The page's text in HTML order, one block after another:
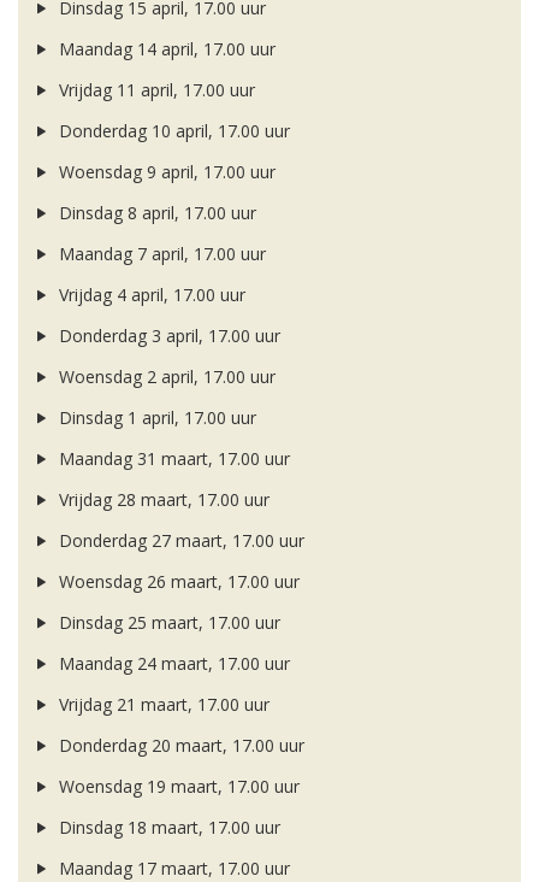
Dinsdag 15 april, 17.00 uur
Maandag 14 april, 17.00 uur
Vrijdag 11 april, 17.00 uur
Donderdag 10 april, 17.00 uur
Woensdag 9 april, 17.00 uur
Dinsdag 8 april, 17.00 uur
Maandag 7 april, 17.00 uur
Vrijdag 4 april, 17.00 uur
Donderdag 3 april, 17.00 uur
Woensdag 2 april, 17.00 uur
Dinsdag 1 april, 17.00 uur
Maandag 31 maart, 17.00 uur
Vrijdag 28 maart, 17.00 uur
Donderdag 27 maart, 17.00 uur
Woensdag 26 maart, 17.00 uur
Dinsdag 25 maart, 17.00 uur
Maandag 24 maart, 17.00 uur
Vrijdag 21 maart, 17.00 uur
Donderdag 20 maart, 17.00 uur
Woensdag 19 maart, 17.00 uur
Dinsdag 18 maart, 17.00 uur
Maandag 17 maart, 17.00 uur